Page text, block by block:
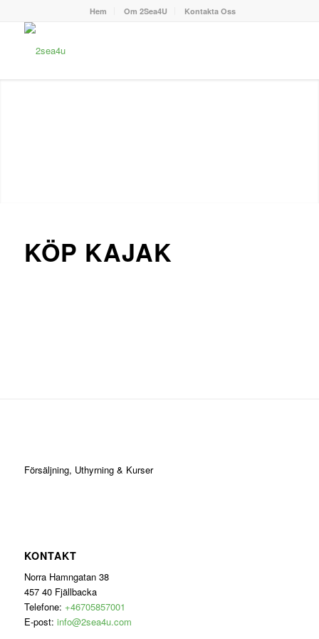
Hem Om 2Sea4U Kontakta Oss
KÖP KAJAK
Försäljning, Uthyrning & Kurser
KONTAKT
Norra Hamngatan 38
457 40 Fjällbacka
Telefone: +46705857001
E-post: info@2sea4u.com